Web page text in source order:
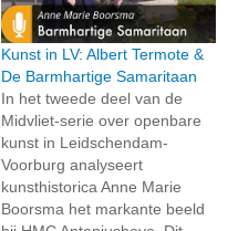
Kunst in LV: Albert Termote &
De Barmhartige Samaritaan
In het tweede deel van de
Midvliet-serie over openbare
kunst in Leidschendam-
Voorburg analyseert
kunsthistorica Anne Marie
Boorsma het markante beeld